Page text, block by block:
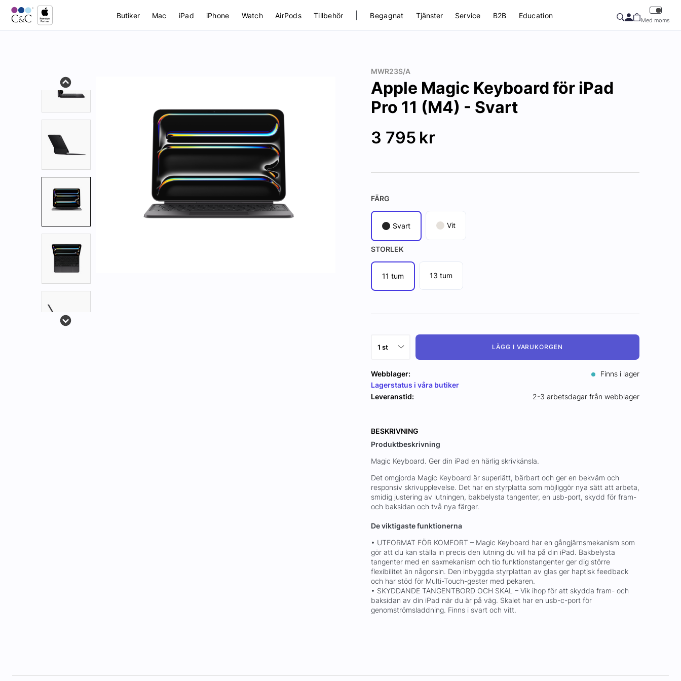
Butiker Mac iPad iPhone Watch AirPods Tillbehör Begagnat Tjänster Service B2B Education
Med moms
MWR23S/A
Apple Magic Keyboard för iPad
Pro 11 (M4) - Svart
3 795 kr
FÄRG
Svart Vit
STORLEK
11 tum 13 tum
LÄGG I VARUKORGEN
Webblager:
Finns i lager
Lagerstatus i våra butiker
Leveranstid:
2-3 arbetsdagar från webblager
BESKRIVNING
Produktbeskrivning
Magic Keyboard. Ger din iPad en härlig skrivkänsla.
Det omgjorda Magic Keyboard är superlätt, bärbart och ger en bekväm och
responsiv skrivupplevelse. Det har en styrplatta som möjliggör nya sätt att arbeta,
smidig justering av lutningen, bakbelysta tangenter, en usb-port, skydd för fram-
och baksidan och två nya färger.
De viktigaste funktionerna
• UTFORMAT FÖR KOMFORT – Magic Keyboard har en gångjärnsmekanism som
gör att du kan ställa in precis den lutning du vill ha på din iPad. Bakbelysta
tangenter med en saxmekanism och tio funktionstangenter ger dig större
flexibilitet än någonsin. Den inbyggda styrplattan av glas ger haptisk feedback
och har stöd för Multi-Touch-gester med pekaren.
• SKYDDANDE TANGENTBORD OCH SKAL – Vik ihop för att skydda fram- och
baksidan av din iPad när du är på väg. Skalet har en usb-c-port för
genomströmsladdning. Finns i svart och vitt.